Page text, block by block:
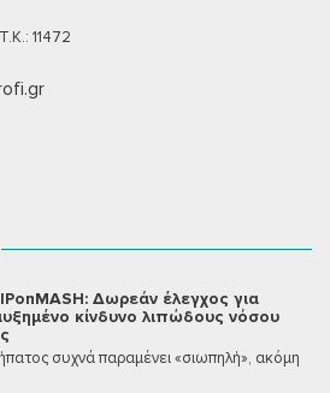
11472
Δωρεάν έλεγχος για
κίνδυνο λιπώδους νόσου
συχνά παραμένει «σιωπηλή», ακόμη